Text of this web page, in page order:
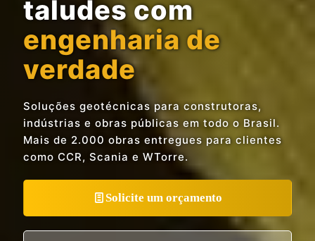
taludes com
engenharia de
verdade
Soluções geotécnicas para construtoras,
indústrias e obras públicas em todo o Brasil.
Mais de 2.000 obras entregues para clientes
como CCR, Scania e WTorre.
Solicite um orçamento